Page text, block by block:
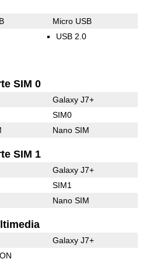
Micro USB
USB 2.0
SIM 0
Galaxy J7+
SIM0
Nano SIM
SIM 1
Galaxy J7+
SIM1
Nano SIM
Galaxy J7+